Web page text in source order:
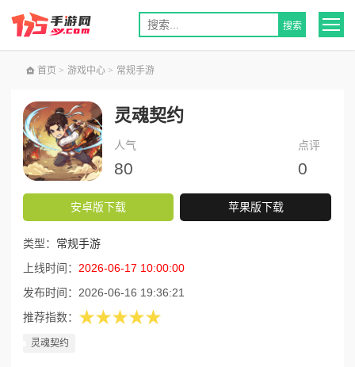
首页 > 游戏中心 > 常规手游
灵魂契约
人气
80
点评
0
安卓版下载 苹果版下载
类型： 常规手游
上线时间： 2026-06-17 10:00:00
发布时间： 2026-06-16 19:36:21
推荐指数： ★★★★★
灵魂契约